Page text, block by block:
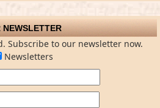
NEWSLETTER
Subscribe to our newsletter now.
Newsletters